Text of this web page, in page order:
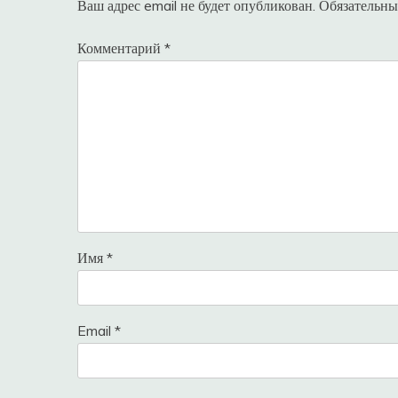
Ваш адрес email не будет опубликован.
Комментарий *
Имя *
Email *